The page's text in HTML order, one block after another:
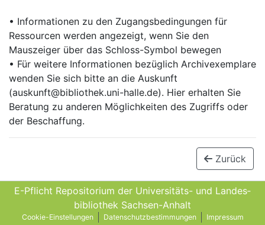
• Informationen zu den Zugangsbedingungen für
Ressourcen werden angezeigt, wenn Sie den
Mauszeiger über das Schloss-Symbol bewegen
• Für weitere Informationen bezüglich Archivexemplare
wenden Sie sich bitte an die Auskunft
(auskunft@bibliothek.uni-halle.de). Hier erhalten Sie
Beratung zu anderen Möglichkeiten des Zugriffs oder
der Beschaffung.
Zurück
E-Pflicht Repositorium der Universitäts- und Landes­
bibliothek Sachsen-Anhalt
Cookie-Einstellungen Datenschutzbestimmungen Impressum